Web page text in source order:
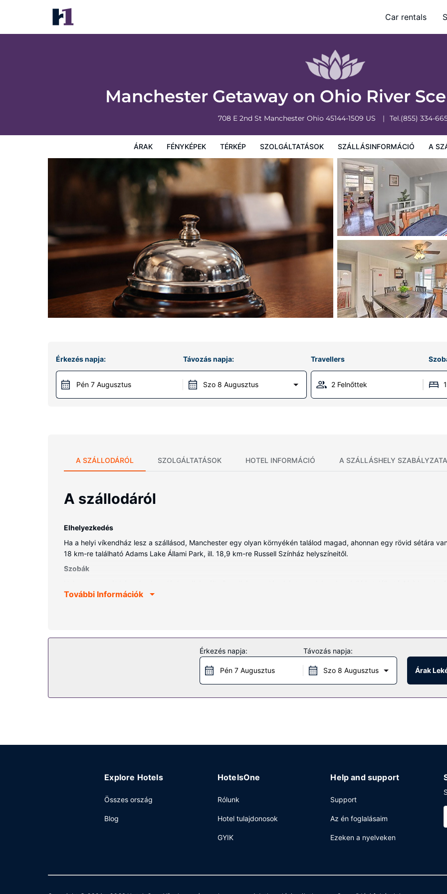
Car rentals
Manchester Getaway on Ohio River
708 E 2nd St Manchester Ohio 45144-1509 US Tel.(855) 334-
ÁRAK FÉNYKÉPEK TÉRKÉP SZOLGÁLTATÁSOK SZÁLLÁSINFORMÁCIÓ A
Manchester Getaway on Ohio River Scenic Byway
Árak Fényképek
Érkezés napja:
Pén 7 Augusztus
Távozás napja:
Szo 8 Augusztus
Travellers
2 Felnőttek
A SZÁLLODÁRÓL SZOLGÁLTATÁSOK HOTEL INFORMÁCIÓ A SZÁLLÁSHELY SZABÁLYZATA
A szállodáról
Elhelyezkedés
Ha a helyi víkendház lesz a szállásod, Manchester egy olyan környékén találod magad, ahonnan egy rövid sétára
18 km-re található Adams Lake Állami Park, ill. 18,9 km-re Russell Színház helyszíneitől.
Szobák
és a(z) mikrohullámú sütő.A kényelmi felszerelések és szolgáltatások közé tartozik a(z) mennyezeti ventilátor,
Az autóval érkező vendégek számára ingyenes egyéni parkolás biztosított a helyszínen.
További Információk
Érkezés napja:
Pén 7 Augusztus
Távozás napja:
Szo 8 Augusztus Árak
Explore Hotels
Összes ország
Blog
HotelsOne
Rólunk
Hotel tulajdonosok
GYIK
Help and support
Support
Az én foglalásaim
Ezeken a nyelveken